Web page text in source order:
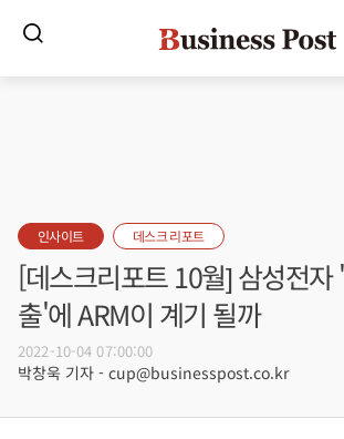
인사이트 데스크 리포트
[데스크리포트 10월] 삼성전자
출'에 ARM이 계기 될까
2022-10-04 07:00:00
박창욱 기자 - cup@businesspost.co.kr